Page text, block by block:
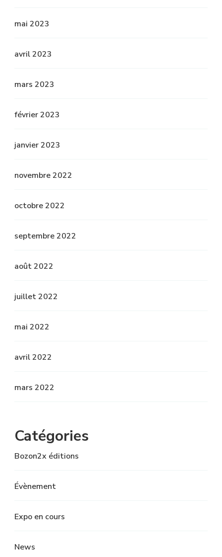
mai 2023
avril 2023
mars 2023
février 2023
janvier 2023
novembre 2022
octobre 2022
septembre 2022
août 2022
juillet 2022
mai 2022
avril 2022
mars 2022
Catégories
Bozon2x éditions
Évènement
Expo en cours
News